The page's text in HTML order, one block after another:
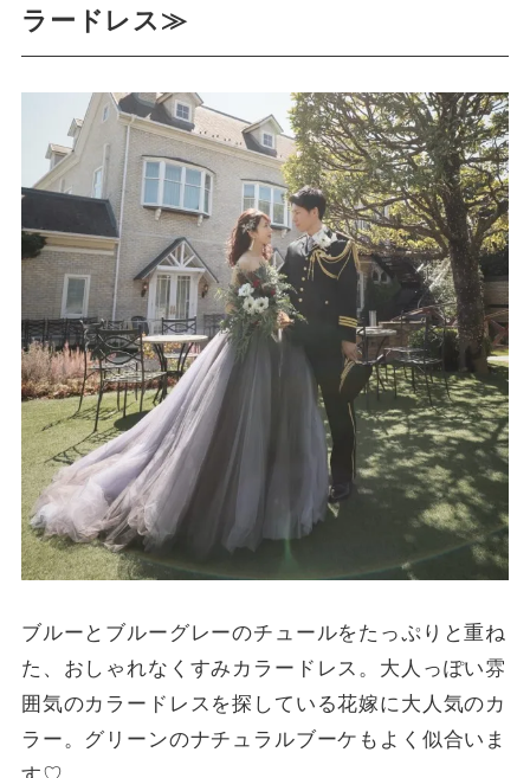
ラードレス≫
ブルーとブルーグレーのチュールをたっぷりと重ね
た、おしゃれなくすみカラードレス。大人っぽい雰
囲気のカラードレスを探している花嫁に大人気のカ
ラー。グリーンのナチュラルブーケもよく似合いま